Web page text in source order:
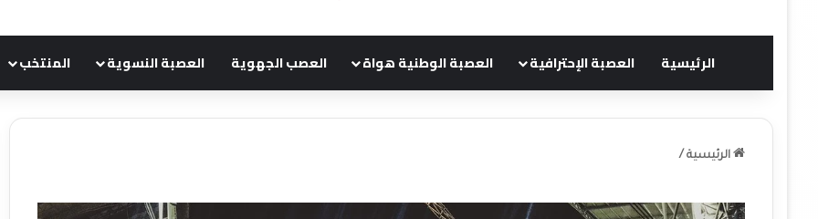
الرئيسية العصبة الإحترافية العصبة الوطنية هواة العصب الجهوية العصبة النسوية المنتخب
الرئيسية /